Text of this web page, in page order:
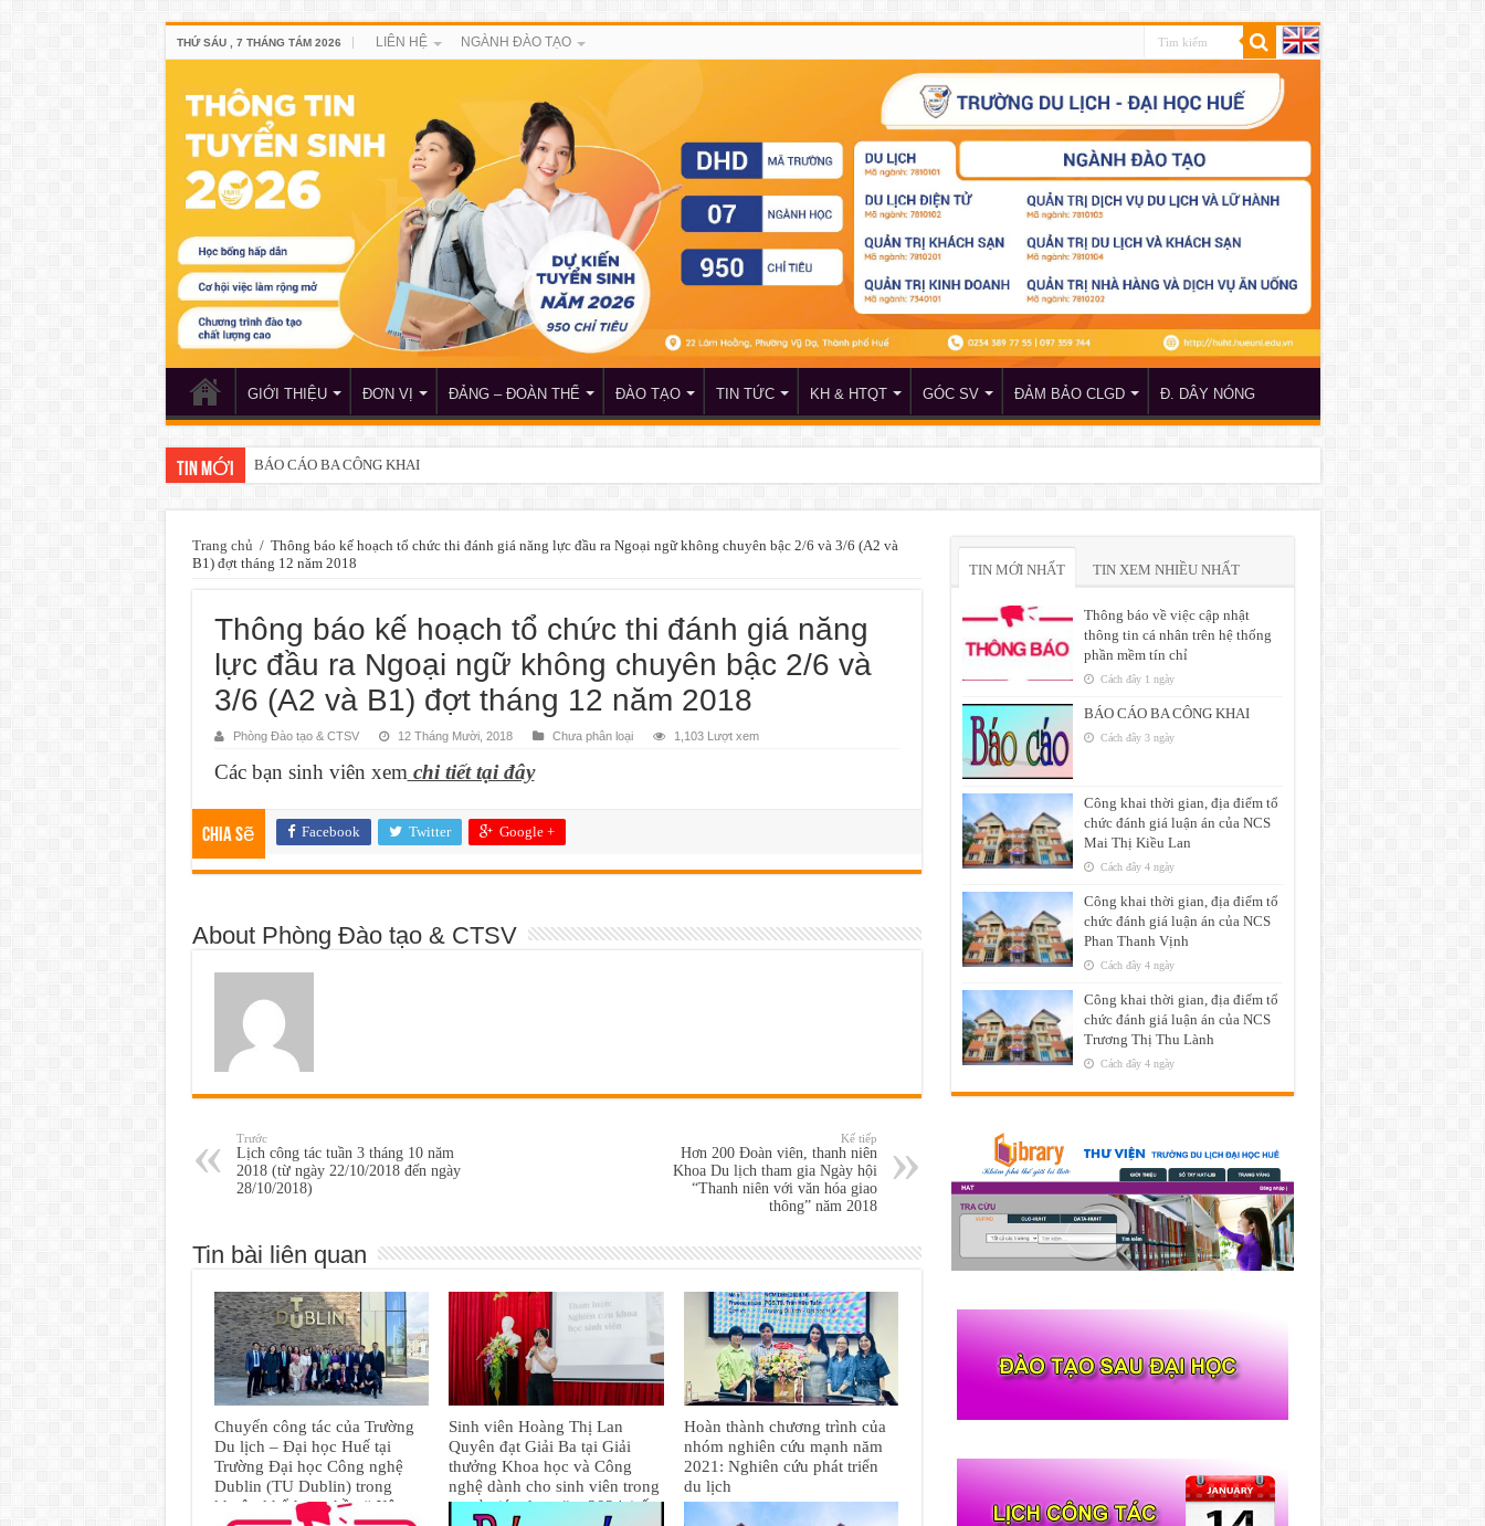
THỨ SÁU , 7 THÁNG TÁM 2026 LIÊN HỆ NGÀNH ĐÀO TẠO
GIỚI THIỆU ĐƠN VỊ ĐẢNG – ĐOÀN THỂ ĐÀO TẠO TIN TỨC KH & HTQT GÓC SV ĐẢM BẢO CLGD Đ. DÂY NÓNG
TIN MỚI BÁO CÁO BA CÔNG KHAI
Trang chủ / Thông báo kế hoạch tổ chức thi đánh giá năng lực đầu ra Ngoại ngữ không chuyên bậc 2/6 và 3/6 (A2 và
B1) đợt tháng 12 năm 2018
Thông báo kế hoạch tổ chức thi đánh giá năng
lực đầu ra Ngoại ngữ không chuyên bậc 2/6 và
3/6 (A2 và B1) đợt tháng 12 năm 2018
Phòng Đào tạo & CTSV 12 Tháng Mười, 2018 Chưa phân loại 1,103 Lượt xem
Các bạn sinh viên xem chi tiết tại đây
Chia sẽ Facebook Twitter Google +
About Phòng Đào tạo & CTSV
Trước
Lịch công tác tuần 3 tháng 10 năm
2018 (từ ngày 22/10/2018 đến ngày
28/10/2018)
Kế tiếp
Hơn 200 Đoàn viên, thanh niên
Khoa Du lịch tham gia Ngày hội
“Thanh niên với văn hóa giao
thông” năm 2018
Tin bài liên quan
Chuyến công tác của Trường
Du lịch – Đại học Huế tại
Trường Đại học Công nghệ
Dublin (TU Dublin) trong
khuôn khổ hợp phần “ Xây
Sinh viên Hoàng Thị Lan
Quyên đạt Giải Ba tại Giải
thưởng Khoa học và Công
nghệ dành cho sinh viên trong
cơ sở giáo dục năm 2024 (cấp
Hoàn thành chương trình của
nhóm nghiên cứu mạnh năm
2021: Nghiên cứu phát triển
du lịch
TIN MỚI NHẤT TIN XEM NHIỀU NHẤT
Thông báo về việc cập nhật
thông tin cá nhân trên hệ thống
phần mềm tín chỉ
Cách đây 1 ngày
BÁO CÁO BA CÔNG KHAI
Cách đây 3 ngày
Công khai thời gian, địa điểm tổ
chức đánh giá luận án của NCS
Mai Thị Kiều Lan
Cách đây 4 ngày
Công khai thời gian, địa điểm tổ
chức đánh giá luận án của NCS
Phan Thanh Vịnh
Cách đây 4 ngày
Công khai thời gian, địa điểm tổ
chức đánh giá luận án của NCS
Trương Thị Thu Lành
Cách đây 4 ngày